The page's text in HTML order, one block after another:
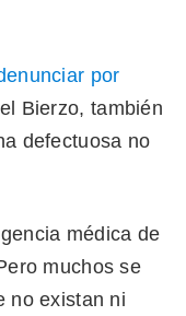
por
Bierzo, también
defectuosa no
médica de
muchos se
no existan ni